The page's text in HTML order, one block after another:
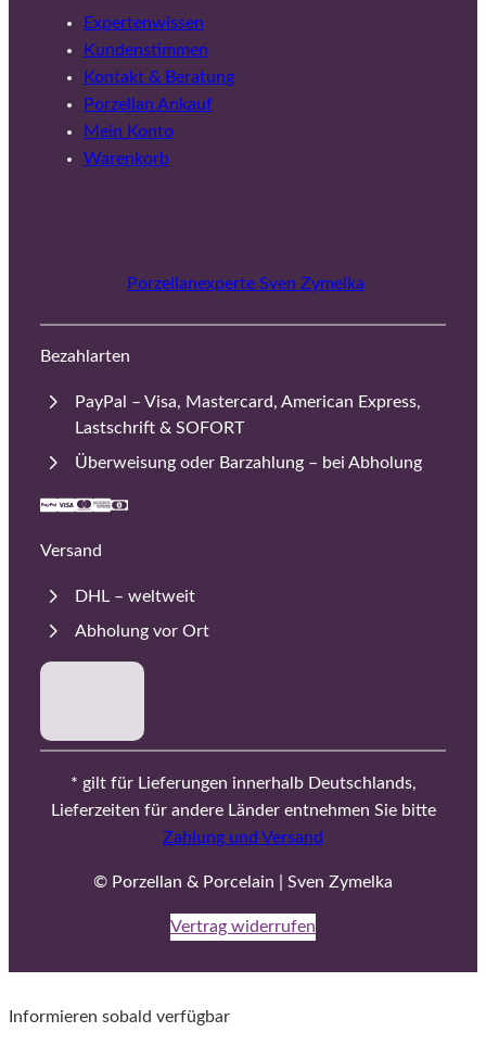
Expertenwissen
Kundenstimmen
Kontakt & Beratung
Porzellan Ankauf
Mein Konto
Warenkorb
Porzellanexperte Sven Zymelka
Bezahlarten
PayPal – Visa, Mastercard, American Express,
Lastschrift & SOFORT
Überweisung oder Barzahlung – bei Abholung
Versand
DHL – weltweit
Abholung vor Ort
* gilt für Lieferungen innerhalb Deutschlands,
Lieferzeiten für andere Länder entnehmen Sie bitte
Zahlung und Versand
© Porzellan & Porcelain | Sven Zymelka
Vertrag widerrufen
Informieren sobald verfügbar